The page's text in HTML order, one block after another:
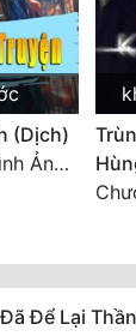
(Dịch)
Chương 2895: Hình Ảnh Ở Kiếp Trước
Để Lại